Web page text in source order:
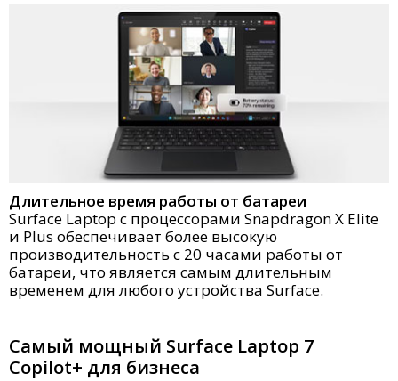
Длительное время работы от батареи
Surface Laptop с процессорами Snapdragon X Elite
и Plus обеспечивает более высокую
производительность с 20 часами работы от
батареи, что является самым длительным
временем для любого устройства Surface.
Самый мощный Surface Laptop 7
Copilot+ для бизнеса